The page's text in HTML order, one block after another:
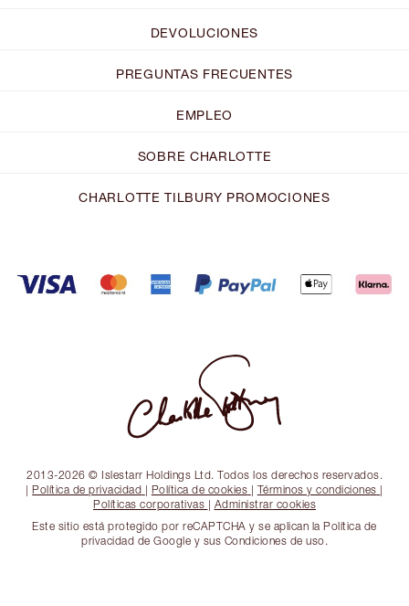
DEVOLUCIONES
PREGUNTAS FRECUENTES
EMPLEO
SOBRE CHARLOTTE
CHARLOTTE TILBURY PROMOCIONES
2013-2026 © Islestarr Holdings Ltd. Todos los derechos reservados.
| Política de privacidad | Política de cookies | Términos y condiciones |
Políticas corporativas | Administrar cookies
Este sitio está protegido por reCAPTCHA y se aplican la Política de
privacidad de Google y sus Condiciones de uso.